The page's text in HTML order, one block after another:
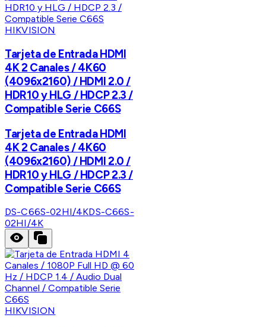
HIKVISION
Tarjeta de Entrada HDMI
4K 2 Canales / 4K60
(4096x2160) / HDMI 2.0 /
HDR10 y HLG / HDCP 2.3 /
Compatible Serie C66S
Tarjeta de Entrada HDMI
4K 2 Canales / 4K60
(4096x2160) / HDMI 2.0 /
HDR10 y HLG / HDCP 2.3 /
Compatible Serie C66S
DS-C66S-02HI/4KDS-C66S-
02HI/4K
HIKVISION